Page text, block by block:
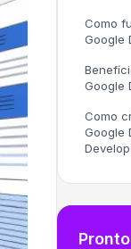
Como
Google
Google
Como
Google